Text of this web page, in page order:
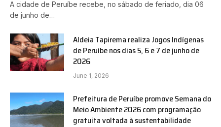
A cidade de Peruíbe recebe, no sábado de feriado, dia 06
de junho de…
Aldeia Tapirema realiza Jogos Indígenas
de Peruíbe nos dias 5, 6 e 7 de junho de
2026
June 1, 2026
Prefeitura de Peruíbe promove Semana do
Meio Ambiente 2026 com programação
gratuita voltada à sustentabilidade